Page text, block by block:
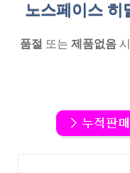
노스페이스 히
품절 또는 제품없음